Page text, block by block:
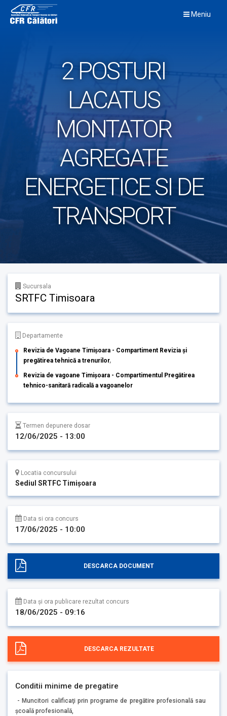
content
Meniu
2 POSTURI
LACATUS
MONTATOR
AGREGATE
ENERGETICE SI DE
TRANSPORT
Sucursala
SRTFC Timisoara
Departamente
Revizia de Vagoane Timişoara - Compartiment Revizia şi
pregătirea tehnică a trenurilor,
Revizia de vagoane Timişoara - Compartimentul Pregătirea
tehnico-sanitară radicală a vagoanelor
Termen depunere dosar
12/06/2025 - 13:00
Locatia concursului
Sediul SRTFC Timişoara
Data si ora concurs
17/06/2025 - 10:00
DESCARCA DOCUMENT
Data și ora publicare rezultat concurs
18/06/2025 - 09:16
DESCARCA REZULTATE
Conditii minime de pregatire
- Muncitori calificaţi prin programe de pregătire profesională sau
şcoală profesională,